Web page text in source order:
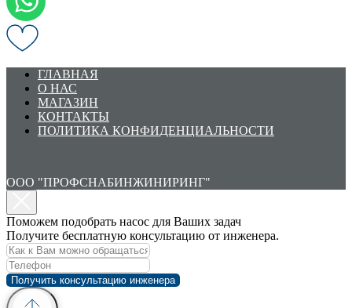
ГЛАВНАЯ
О НАС
МАГАЗИН
КОНТАКТЫ
ПОЛИТИКА КОНФИДЕНЦИАЛЬНОСТИ
ООО "ПРОФСНАБИНЖИНИРИНГ"
Поможем подобрать насос для Ваших задач
Получите бесплатную консультацию от инженера.
Получить консультацию инженера